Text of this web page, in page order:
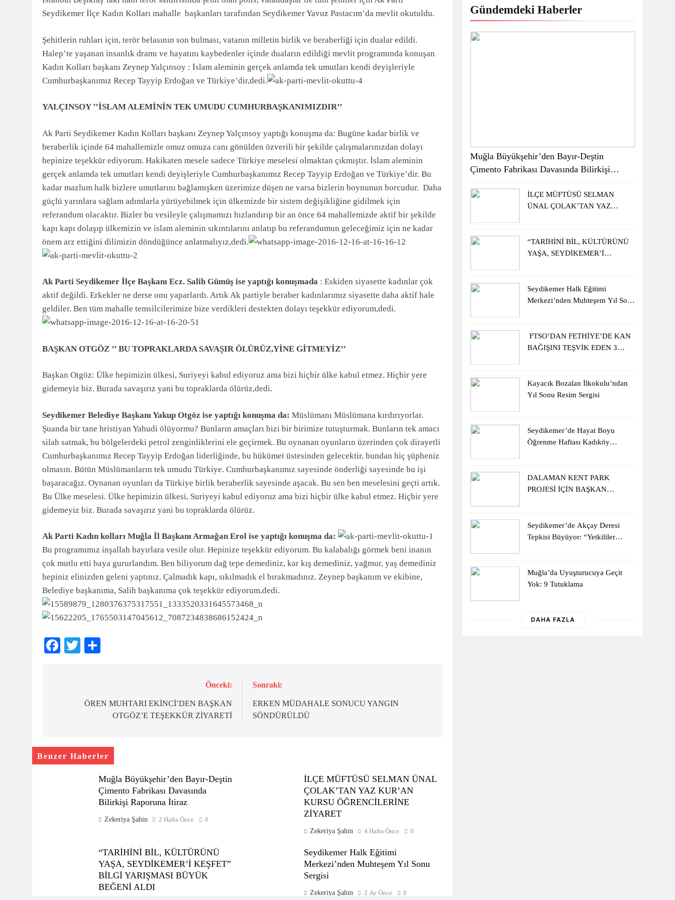
3 Ay Önce
Seydikemer İlçe Kadın Kolları mahalle başkanları tarafından Seydikemer Yavuz Pastacım’da mevlit okutuldu.
Şehitlerin ruhları için, terör belasının son bulması, vatanın milletin birlik ve beraberliği için dualar edildi.
Halep’te yaşanan insanlık dramı ve hayatını kaybedenler içinde duaların edildiği mevlit programında konuşan
Kadın Kolları başkanı Zeynep Yalçınsoy : İslam aleminin gerçek anlamda tek umutları kendi deyişleriyle
Cumhurbaşkanımız Recep Tayyip Erdoğan ve Türkiye’dir,dedi.
YALÇINSOY ’’İSLAM ALEMİNİN TEK UMUDU CUMHURBAŞKANIMIZDIR’’
Ak Parti Seydikemer Kadın Kolları başkanı Zeynep Yalçınsoy yaptığı konuşma da: Bugüne kadar birlik ve
beraberlik içinde 64 mahallemizle omuz omuza canı gönülden özverili bir şekilde çalışmalarınızdan dolayı
hepinize teşekkür ediyorum. Hakikaten mesele sadece Türkiye meselesi olmaktan çıkmıştır. İslam aleminin
gerçek anlamda tek umutları kendi deyişleriyle Cumhurbaşkanımız Recep Tayyip Erdoğan ve Türkiye’dir. Bu
kadar mazlum halk bizlere umutlarını bağlamışken üzerimize düşen ne varsa bizlerin boynunun borcudur. Daha
güçlü yarınlara sağlam adımlarla yürüyebilmek için ülkemizde bir sistem değişikliğine gidilmek için
referandum olacaktır. Bizler bu vesileyle çalışmamızı hızlandırıp bir an önce 64 mahallemizde aktif bir şekilde
kapı kapı dolaşıp ülkemizin ve islam aleminin sıkıntılarını anlatıp bu referandumun geleceğimiz için ne kadar
önem arz ettiğini dilimizin döndüğünce anlatmalıyız,dedi.
Ak Parti Seydikemer İlçe Başkanı Ecz. Salih Gümüş ise yaptığı konuşmada : Eskiden siyasette kadınlar çok
aktif değildi. Erkekler ne derse onu yaparlardı. Artık Ak partiyle beraber kadınlarımız siyasette daha aktif hale
geldiler. Ben tüm mahalle temsilcilerimize bize verdikleri destekten dolayı teşekkür ediyorum,dedi.
BAŞKAN OTGÖZ ’’ BU TOPRAKLARDA SAVAŞIR ÖLÜRÜZ,YİNE GİTMEYİZ’’
Başkan Otgöz: Ülke hepimizin ülkesi, Suriyeyi kabul ediyoruz ama bizi hiçbir ülke kabul etmez. Hiçbir yere
gidemeyiz biz. Burada savaşırız yani bu topraklarda ölürüz,dedi.
Seydikemer Belediye Başkanı Yakup Otgöz ise yaptığı konuşma da: Müslümanı Müslümana kırdırıyorlar.
Şuanda bir tane hristiyan Yahudi ölüyormu? Bunların amaçları bizi bir birimize tutuşturmak. Bunların tek amacı
silah satmak, bu bölgelerdeki petrol zenginliklerini ele geçirmek. Bu oynanan oyunların üzerinden çok dirayetli
Cumhurbaşkanımız Recep Tayyip Erdoğan liderliğinde, bu hükümet üstesinden gelecektir, bundan hiç şüpheniz
olmasın. Bütün Müslümanların tek umudu Türkiye. Cumhurbaşkanımız sayesinde önderliği sayesinde bu işi
başaracağız. Oynanan oyunları da Türkiye birlik beraberlik sayesinde aşacak. Bu sen ben meselesini geçti artık.
Bu Ülke meselesi. Ülke hepimizin ülkesi, Suriyeyi kabul ediyoruz ama bizi hiçbir ülke kabul etmez. Hiçbir yere
gidemeyiz biz. Burada savaşırız yani bu topraklarda ölürüz.
Ak Parti Kadın kolları Muğla İl Başkanı Armağan Erol ise yaptığı konuşma da:
Bu programımız inşallah hayırlara vesile olur. Hepinize teşekkür ediyorum. Bu kalabalığı görmek beni inanın
çok mutlu etti baya gururlandım. Ben biliyorum dağ tepe demediniz, kar kış demediniz, yağmur, yaş demediniz
hepiniz elinizden geleni yaptınız. Çalmadık kapı, sıkılmadık el bırakmadınız. Zeynep başkanım ve ekibine,
Belediye başkanıma, Salih başkanıma çok teşekkür ediyorum,dedi.
Facebook
Twitter
gezinmesi
Önceki:
ÖREN MUHTARI EKİNCİ’DEN BAŞKAN
OTGÖZ’E TEŞEKKÜR ZİYARETİ
Sonraki:
ERKEN MÜDAHALE SONUCU YANGIN
SÖNDÜRÜLDÜ
Benzer Haberler
Muğla Büyükşehir’den Bayır-Deştin
Çimento Fabrikası Davasında
Bilirkişi Raporuna İtiraz
Zekeriya Şahin 2 Hafta Önce 0
İLÇE MÜFTÜSÜ SELMAN ÜNAL
ÇOLAK’TAN YAZ KUR’AN
KURSU ÖĞRENCİLERİNE
ZİYARET
Zekeriya Şahin 4 Hafta Önce 0
“TARİHİNİ BİL, KÜLTÜRÜNÜ
YAŞA, SEYDİKEMER’İ KEŞFET”
BİLGİ YARIŞMASI BÜYÜK
BEĞENİ ALDI
Seydikemer Halk Eğitimi
Merkezi’nden Muhteşem Yıl Sonu
Sergisi
Zekeriya Şahin 2 Ay Önce 0
Gündemdeki Haberler
Muğla Büyükşehir’den Bayır-Deştin
Çimento Fabrikası Davasında Bilirkişi
İLÇE MÜFTÜSÜ SELMAN
ÜNAL ÇOLAK’TAN YAZ
“TARİHİNİ BİL, KÜLTÜRÜNÜ
YAŞA, SEYDİKEMER’İ
Seydikemer Halk Eğitimi
Merkezi’nden Muhteşem Yıl Sonu
FTSO’DAN FETHİYE’DE KAN
BAĞIŞINI TEŞVİK EDEN 3
Kayacık Bozalan İlkokulu’ndan
Yıl Sonu Resim Sergisi
Seydikemer’de Hayat Boyu
Öğrenme Haftası Kadıköy
DALAMAN KENT PARK
PROJESİ İÇİN BAŞKAN
Seydikemer’de Akçay Deresi
Tepkisi Büyüyor: “Yetkililer
Muğla’da Uyuşturucuya Geçit
Yok: 9 Tutuklama
DAHA FAZLA